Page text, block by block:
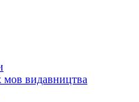
мов видавництва